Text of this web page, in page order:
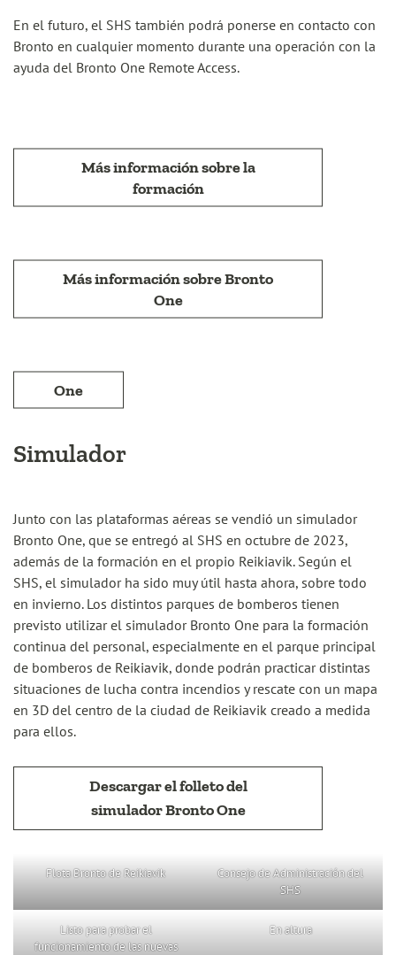
En el futuro, el SHS también podrá ponerse en contacto con
Bronto en cualquier momento durante una operación con la
ayuda del Bronto One Remote Access.
Más información sobre la
formación
Más información sobre Bronto
One
One
Simulador
Junto con las plataformas aéreas se vendió un simulador
Bronto One, que se entregó al SHS en octubre de 2023,
además de la formación en el propio Reikiavik. Según el
SHS, el simulador ha sido muy útil hasta ahora, sobre todo
en invierno. Los distintos parques de bomberos tienen
previsto utilizar el simulador Bronto One para la formación
continua del personal, especialmente en el parque principal
de bomberos de Reikiavik, donde podrán practicar distintas
situaciones de lucha contra incendios y rescate con un mapa
en 3D del centro de la ciudad de Reikiavik creado a medida
para ellos.
Descargar el folleto del
simulador Bronto One
Flota Bronto de Reikiavik
Consejo de Administración del
SHS
Listo para probar el
funcionamiento de las nuevas
En altura